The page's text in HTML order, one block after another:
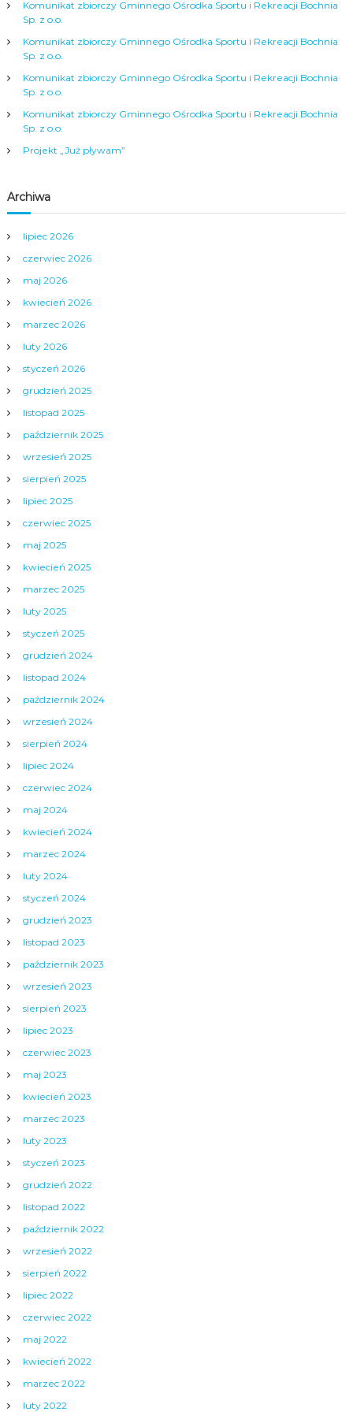
a
w
p
i
u
Komunikat zbiorczy Gminnego Ośrodka Sportu i Rekreacji Bochnia
Sp. z o.o.
Komunikat zbiorczy Gminnego Ośrodka Sportu i Rekreacji Bochnia
Sp. z o.o.
Komunikat zbiorczy Gminnego Ośrodka Sportu i Rekreacji Bochnia
Sp. z o.o.
Komunikat zbiorczy Gminnego Ośrodka Sportu i Rekreacji Bochnia
Sp. z o.o.
Projekt „Już pływam”
Archiwa
lipiec 2026
czerwiec 2026
maj 2026
kwiecień 2026
marzec 2026
luty 2026
styczeń 2026
grudzień 2025
listopad 2025
październik 2025
wrzesień 2025
sierpień 2025
lipiec 2025
czerwiec 2025
maj 2025
kwiecień 2025
marzec 2025
luty 2025
styczeń 2025
grudzień 2024
listopad 2024
październik 2024
wrzesień 2024
sierpień 2024
lipiec 2024
czerwiec 2024
maj 2024
kwiecień 2024
marzec 2024
luty 2024
styczeń 2024
grudzień 2023
listopad 2023
październik 2023
wrzesień 2023
sierpień 2023
lipiec 2023
czerwiec 2023
maj 2023
kwiecień 2023
marzec 2023
luty 2023
styczeń 2023
grudzień 2022
listopad 2022
październik 2022
wrzesień 2022
sierpień 2022
lipiec 2022
czerwiec 2022
maj 2022
kwiecień 2022
marzec 2022
luty 2022